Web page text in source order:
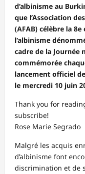
d’albinisme au
que l’Association
(AFAB) célèbre la
l’albinisme
cadre de la Journée
commémorée
lancement officiel
le mercredi 10 juin
Thank you for
subscribe!
Rose Marie Segrado
Malgré les acquis
d’albinisme font
discrimination et de